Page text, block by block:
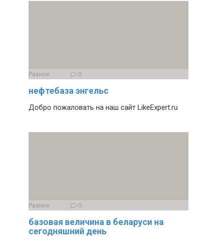
Разное 0
нефтебаза энгельс
Добро пожаловать на наш сайт LikeExpert.ru
Разное 0
базовая величина в беларуси на
сегодняшний день